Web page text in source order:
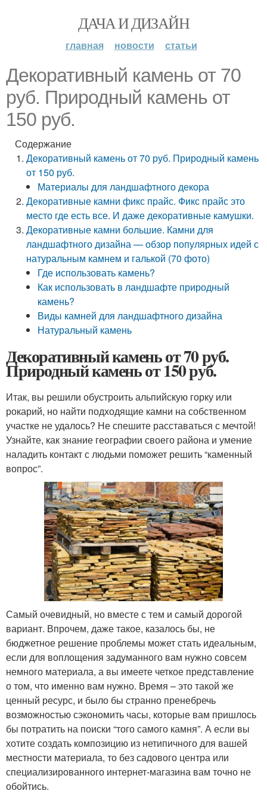
ДАЧА И ДИЗАЙН
главная новости статьи
Декоративный камень от 70
руб. Природный камень от
150 руб.
Содержание
Декоративный камень от 70 руб. Природный камень
от 150 руб.
Материалы для ландшафтного декора
Декоративные камни фикс прайс. Фикс прайс это
место где есть все. И даже декоративные камушки.
Декоративные камни большие. Камни для
ландшафтного дизайна — обзор популярных идей с
натуральным камнем и галькой (70 фото)
Где использовать камень?
Как использовать в ландшафте природный
камень?
Виды камней для ландшафтного дизайна
Натуральный камень
Декоративный камень от 70 руб.
Природный камень от 150 руб.
Итак, вы решили обустроить альпийскую горку или
рокарий, но найти подходящие камни на собственном
участке не удалось? Не спешите расставаться с мечтой!
Узнайте, как знание географии своего района и умение
наладить контакт с людьми поможет решить “каменный
вопрос”.
Самый очевидный, но вместе с тем и самый дорогой
вариант. Впрочем, даже такое, казалось бы, не
бюджетное решение проблемы может стать идеальным,
если для воплощения задуманного вам нужно совсем
немного материала, а вы имеете четкое представление
о том, что именно вам нужно. Время – это такой же
ценный ресурс, и было бы странно пренебречь
возможностью сэкономить часы, которые вам пришлось
бы потратить на поиски “того самого камня”. А если вы
хотите создать композицию из нетипичного для вашей
местности материала, то без садового центра или
специализированного интернет-магазина вам точно не
обойтись.